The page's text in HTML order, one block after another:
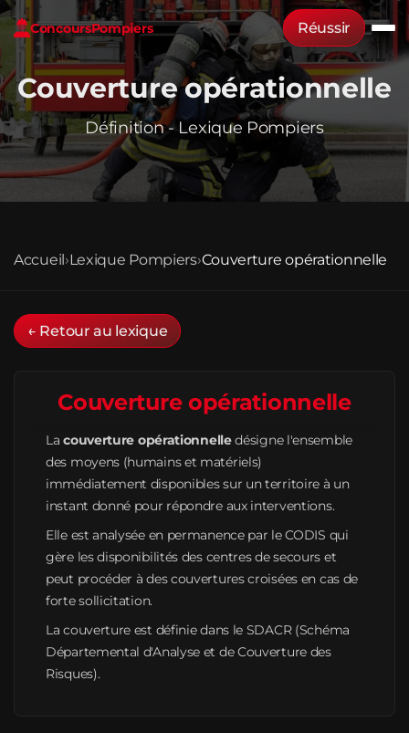
ConcoursPompiers Réussir
Couverture opérationnelle
Définition - Lexique Pompiers
Accueil›Lexique Pompiers›Couverture opérationnelle
← Retour au lexique
Couverture opérationnelle
Lacouverture opérationnelledésigne l'ensemble
des moyens (humains et matériels)
immédiatement disponibles sur un territoire à un
instant donné pour répondre aux interventions.
Elle est analysée en permanence par le CODIS qui
gère les disponibilités des centres de secours et
peut procéder à des couvertures croisées en cas de
forte sollicitation.
La couverture est définie dans le SDACR (Schéma
Départemental d'Analyse et de Couverture des
Risques).